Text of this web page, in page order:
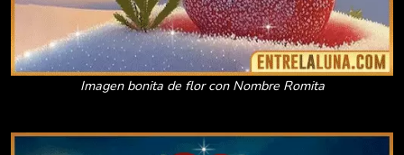
Imagen bonita de flor con Nombre Romita